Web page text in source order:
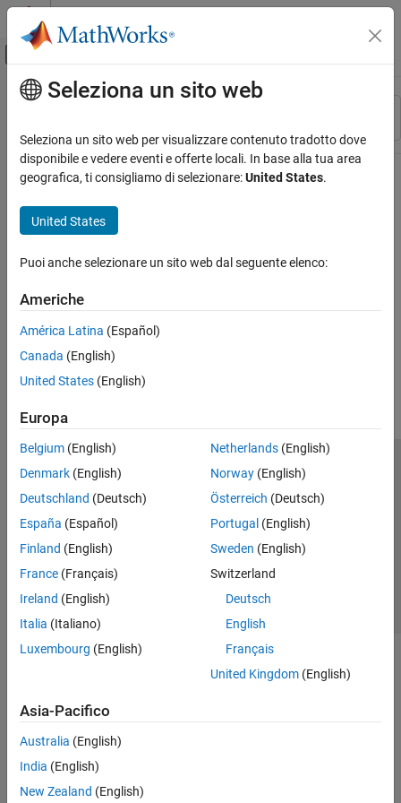
Vai al contenuto
Attiva/disattiva menu di navigazione
Risorsa
Stato
Contenuto principale
Seleziona un sito web
Seleziona un sito web per visualizzare contenuto tradotto dove
disponibile e vedere eventi e offerte locali. In base alla tua area
geografica, ti consigliamo di selezionare:United States.
United States
Puoi anche selezionare un sito web dal seguente elenco:
Americhe
América Latina (Español)
Canada (English)
United States (English)
Europa
Belgium (English)
Denmark (English)
Deutschland (Deutsch)
España (Español)
Finland (English)
France (Français)
Ireland (English)
Italia (Italiano)
Luxembourg (English)
Netherlands(English)
Norway(English)
Österreich (Deutsch)
Portugal (English)
Sweden (English)
Switzerland
Deutsch
English
Français
United Kingdom(English)
Asia-Pacifico
Australia (English)
India (English)
New Zealand (English)
Centro di fiducia
Informativa sulla privacy
Antipirateria
Stato dell'applicazione
Contatti
© 1994-2026 The MathWorks, Inc.